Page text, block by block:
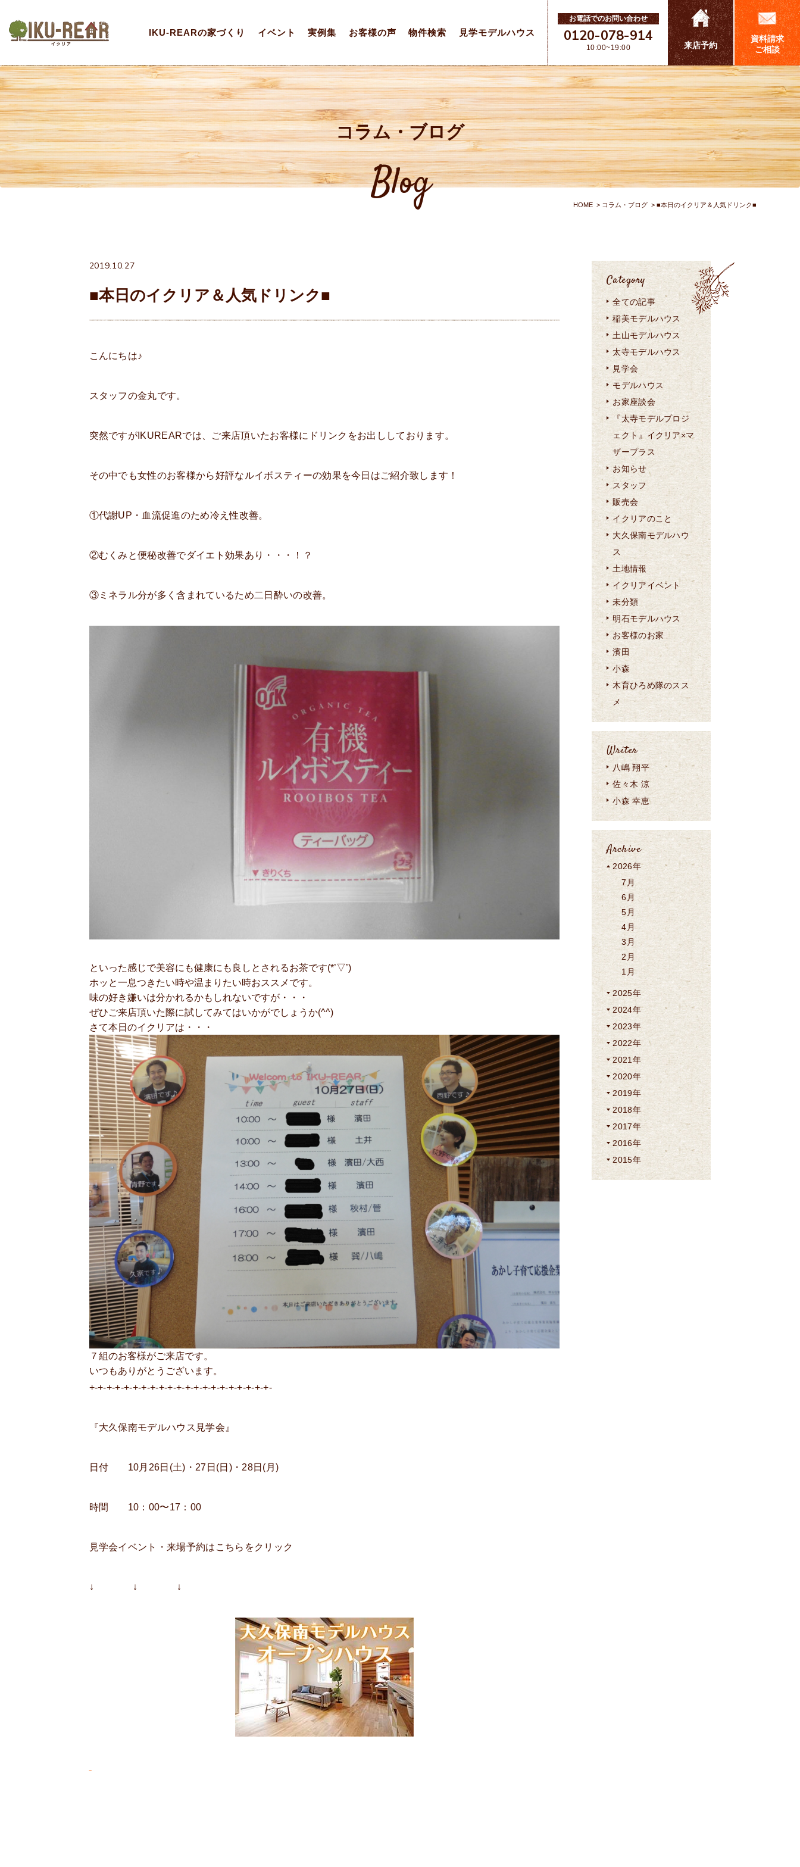
IKU-REARの家づくり イベント 実例集 お客様の声 物件検索 見学モデルハウス
お電話でのお問い合わせ
0120-078-914
10:00~19:00 来店予約
資料請求
ご相談
コラム・ブログ
Blog HOME コラム・ブログ ■本日のイクリア＆人気ドリンク■
2019.10.27
■本日のイクリア＆人気ドリンク■
こんにちは♪
スタッフの金丸です。
突然ですがIKUREARでは、ご来店頂いたお客様にドリンクをお出ししております。
その中でも女性のお客様から好評なルイボスティーの効果を今日はご紹介致します！
①代謝UP・血流促進のため冷え性改善。
②むくみと便秘改善でダイエト効果あり・・・！？
③ミネラル分が多く含まれているため二日酔いの改善。
といった感じで美容にも健康にも良しとされるお茶です(*’▽’)
ホッと一息つきたい時や温まりたい時おススメです。
味の好き嫌いは分かれるかもしれないですが・・・
ぜひご来店頂いた際に試してみてはいかがでしょうか(^^)
さて本日のイクリアは・・・
７組のお客様がご来店です。
いつもありがとうございます。
+-+-+-+-+-+-+-+-+-+-+-+-+-+-+-+-+-+-+-+-+-
『大久保南モデルハウス見学会』
日付 10月26日(土)・27日(日)・28日(月)
時間 10：00〜17：00
見学会イベント・来場予約はこちらをクリック
↓ ↓ ↓
Category
全ての記事
稲美モデルハウス
土山モデルハウス
太寺モデルハウス
見学会
モデルハウス
お家座談会
『太寺モデルプロジ
ェクト』イクリア×マ
ザープラス
お知らせ
スタッフ
販売会
イクリアのこと
大久保南モデルハウ
ス
土地情報
イクリアイベント
未分類
明石モデルハウス
お客様のお家
濱田
小森
木育ひろめ隊のスス
メ
Writer
八嶋 翔平
佐々木 涼
小森 幸恵
Archive
2026年
7月
6月
5月
4月
3月
2月
1月
2025年
2024年
2023年
2022年
2021年
2020年
2019年
2018年
2017年
2016年
2015年